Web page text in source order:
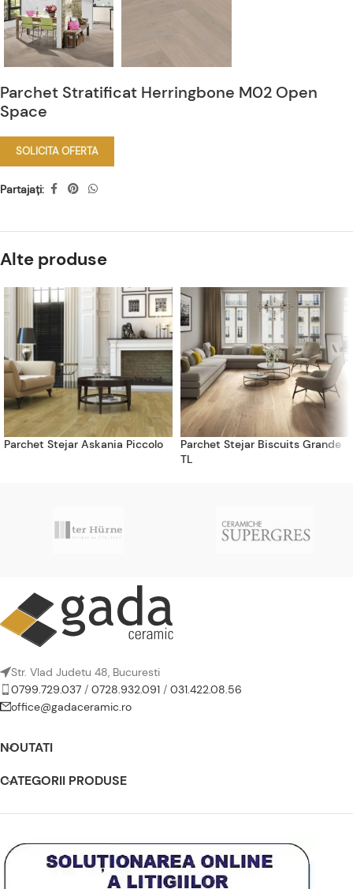
Parchet Stratificat Herringbone M02 Open
Space
SOLICITA OFERTA
Partajați:
Alte produse
Parchet Stejar Askania Piccolo
Parchet Stejar Biscuits Grande
TL
Str. Vlad Judetu 48, Bucuresti
0799.729.037 / 0728.932.091 / 031.422.08.56
office@gadaceramic.ro
NOUTATI
CATEGORII PRODUSE